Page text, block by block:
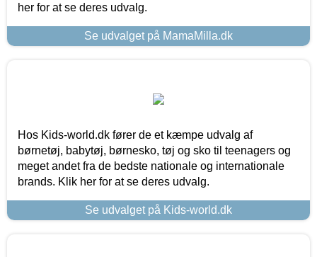
her for at se deres udvalg.
Se udvalget på MamaMilla.dk
Hos Kids-world.dk fører de et kæmpe udvalg af
børnetøj, babytøj, børnesko, tøj og sko til teenagers og
meget andet fra de bedste nationale og internationale
brands. Klik her for at se deres udvalg.
Se udvalget på Kids-world.dk